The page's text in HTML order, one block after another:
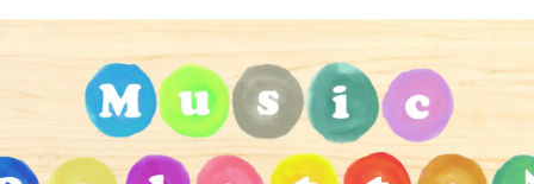
トピックス
お知らせ
イベント・グッズ
YouTube
会社情報